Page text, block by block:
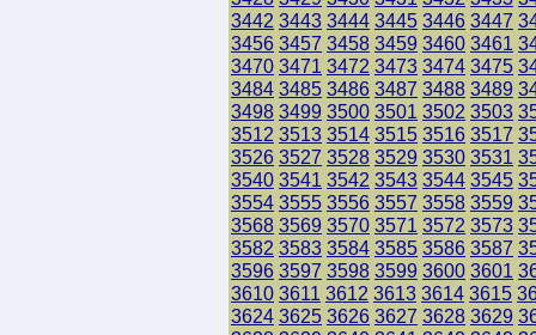
3442 3443 3444 3445 3446 3447
3456 3457 3458 3459 3460 3461
3470 3471 3472 3473 3474 3475
3484 3485 3486 3487 3488 3489
3498 3499 3500 3501 3502 3503
3512 3513 3514 3515 3516 3517
3526 3527 3528 3529 3530 3531
3540 3541 3542 3543 3544 3545
3554 3555 3556 3557 3558 3559
3568 3569 3570 3571 3572 3573
3582 3583 3584 3585 3586 3587
3596 3597 3598 3599 3600 3601
3610 3611 3612 3613 3614 3615
3624 3625 3626 3627 3628 3629